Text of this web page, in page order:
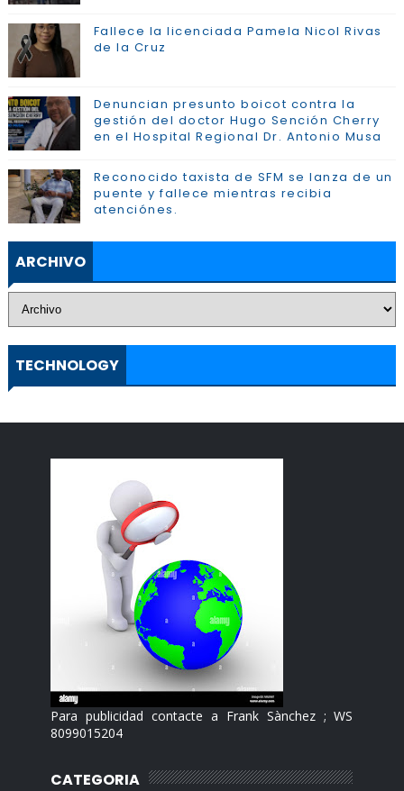
Fallece la licenciada Pamela Nicol Rivas
de la Cruz
Denuncian presunto boicot contra la
gestión del doctor Hugo Sención Cherry
en el Hospital Regional Dr. Antonio Musa
Reconocido taxista de SFM se lanza de un
puente y fallece mientras recibia
atenciónes.
ARCHIVO
TECHNOLOGY
Para publicidad contacte a Frank Sànchez ; WS
8099015204
CATEGORIA